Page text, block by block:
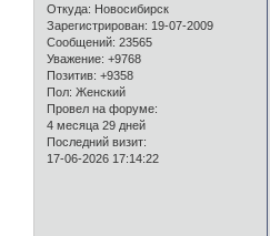
Откуда: Новосибирск
Зарегистрирован: 19-07-2009
Сообщений: 23565
Уважение: +9768
Позитив: +9358
Пол: Женский
Провел на форуме:
4 месяца 29 дней
Последний визит:
17-06-2026 17:14:22